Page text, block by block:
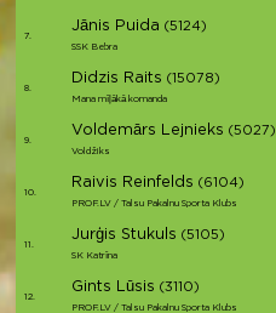
7.
Jānis Puida (5124)
SSK Bebra
8.
Didzis Raits (15078)
Mana mīļākā komanda
9.
Voldemārs Lejnieks (5027)
Voldžiks
10.
Raivis Reinfelds (6104)
PROF.LV / Talsu Pakalnu Sporta Klubs
11.
Jurģis Stukuls (5105)
SK Katrīna
12.
Gints Lūsis (3110)
PROF.LV / Talsu Pakalnu Sporta Klubs